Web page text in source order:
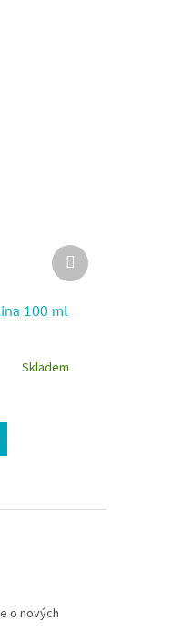
100 ml
Skladem
Další produkt
o nových